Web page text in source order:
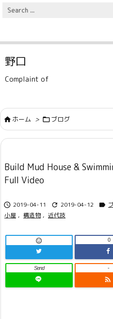
野口
Complaint of
ホーム > ブログ
Build Mud House &
Full Video
 2019-04-11  2019-04-12 
小屋 , 構造物 , 近代技
 0
Send

-